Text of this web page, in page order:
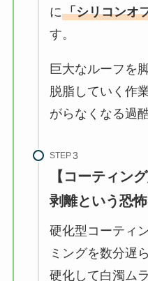
に「シリコンオ
す。
巨大なルーフを
脱脂していく作
がらなくなる過
STEP
【コーティン
剥離という恐
硬化型コーティ
ミングを数分遅
硬化して白濁ム